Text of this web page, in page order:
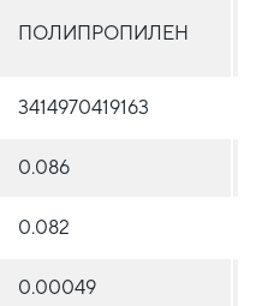
ПОЛИПРОПИЛЕН
3414970419163
0.086
0.082
0.00049